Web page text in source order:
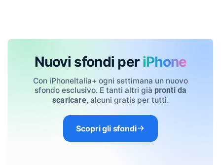
Nuovi sfondi per iPhone
Con iPhoneItalia+ ogni settimana un nuovo
sfondo esclusivo. E tanti altri già pronti da
scaricare, alcuni gratis per tutti.
Scopri gli sfondi